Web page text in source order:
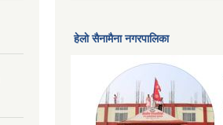
हेलाे सैनामैना नगरपालिका